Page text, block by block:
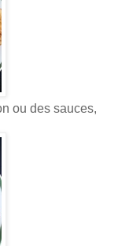
ou des sauces,